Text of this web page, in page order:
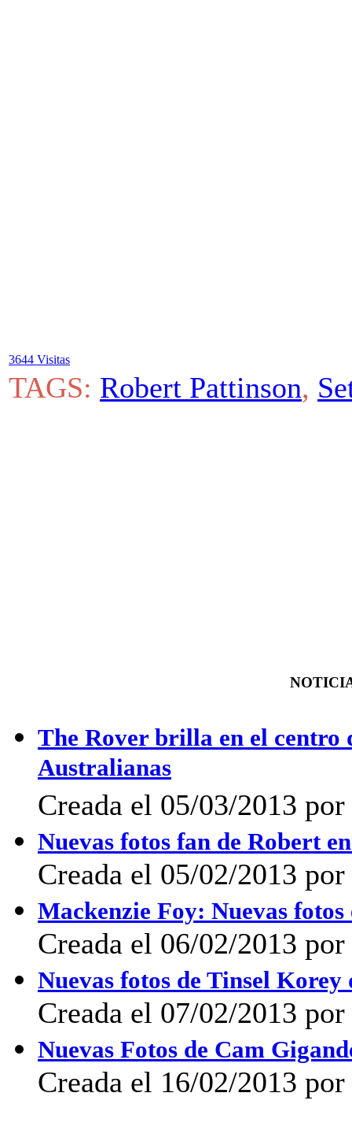
3644 Visitas
TAGS: Robert Pattinson,
The Rover brilla en el centro
Australianas
Creada el 05/03/2013
Nuevas fotos fan de Robert
Creada el 05/02/2013
Mackenzie Foy: Nuevas
Creada el 06/02/2013
Nuevas fotos de Tinsel
Creada el 07/02/2013
Nuevas Fotos de Cam
Creada el 16/02/2013